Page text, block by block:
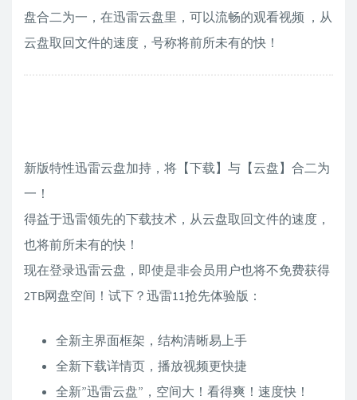
盘合二为一，在迅雷云盘里，可以流畅的观看视频 ，从
云盘取回文件的速度，号称将前所未有的快！
新版特性迅雷云盘加持，将【下载】与【云盘】合二为
一！
得益于迅雷领先的下载技术，从云盘取回文件的速度，
也将前所未有的快！
现在登录迅雷云盘，即使是非会员用户也将不免费获得
2TB网盘空间！试下？迅雷11抢先体验版：
全新主界面框架，结构清晰易上手
全新下载详情页，播放视频更快捷
全新”迅雷云盘”，空间大！看得爽！速度快！